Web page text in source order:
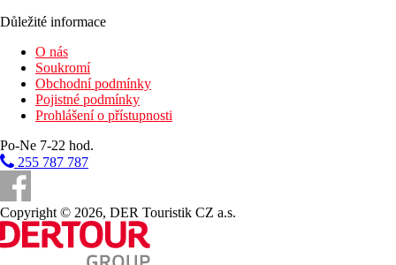
Důležité informace
O nás
Soukromí
Obchodní podmínky
Pojistné podmínky
Prohlášení o přístupnosti
Po-Ne 7-22 hod.
255 787 787
Copyright © 2026, DER Touristik CZ a.s.